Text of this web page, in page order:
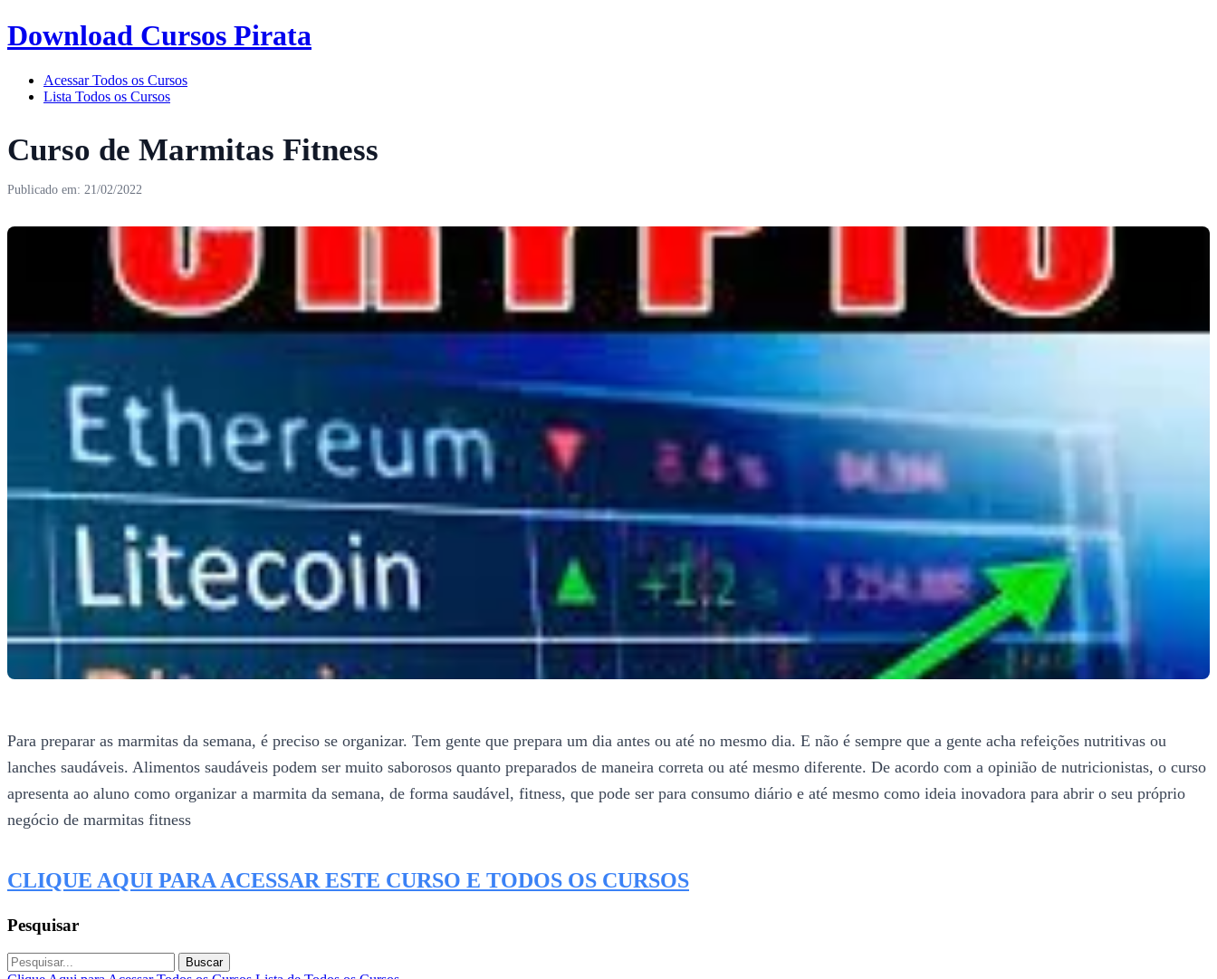
Download Cursos Pirata
Acessar Todos os Cursos
Lista Todos os Cursos
Curso de Marmitas Fitness
Publicado em: 21/02/2022
Para preparar as marmitas da semana, é preciso se organizar. Tem gente que prepara um dia antes ou até no mesmo dia. E não é sempre que a gente acha refeições nutritivas ou
lanches saudáveis. Alimentos saudáveis podem ser muito saborosos quanto preparados de maneira correta ou até mesmo diferente. De acordo com a opinião de nutricionistas, o curso
apresenta ao aluno como organizar a marmita da semana, de forma saudável, fitness, que pode ser para consumo diário e até mesmo como ideia inovadora para abrir o seu próprio
negócio de marmitas fitness
CLIQUE AQUI PARA ACESSAR ESTE CURSO E TODOS OS CURSOS
Pesquisar
Buscar